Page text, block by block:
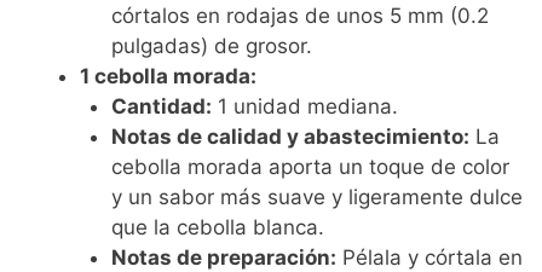
córtalos en rodajas de unos 5 mm (0.2
pulgadas) de grosor.
1 cebolla morada:
Cantidad: 1 unidad mediana.
Notas de calidad y abastecimiento: La
cebolla morada aporta un toque de color
y un sabor más suave y ligeramente dulce
que la cebolla blanca.
Notas de preparación: Pélala y córtala en